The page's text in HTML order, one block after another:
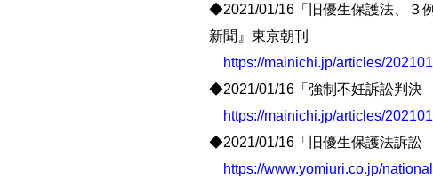
◆2021/01/16「旧優生保護法、３
新聞』東京朝刊
https://mainichi.jp/articles/
◆2021/01/16「強制不妊訴訟判
https://mainichi.jp/articles/
◆2021/01/16「旧優生保護法訴訟
https://www.yomiuri.co.jp/